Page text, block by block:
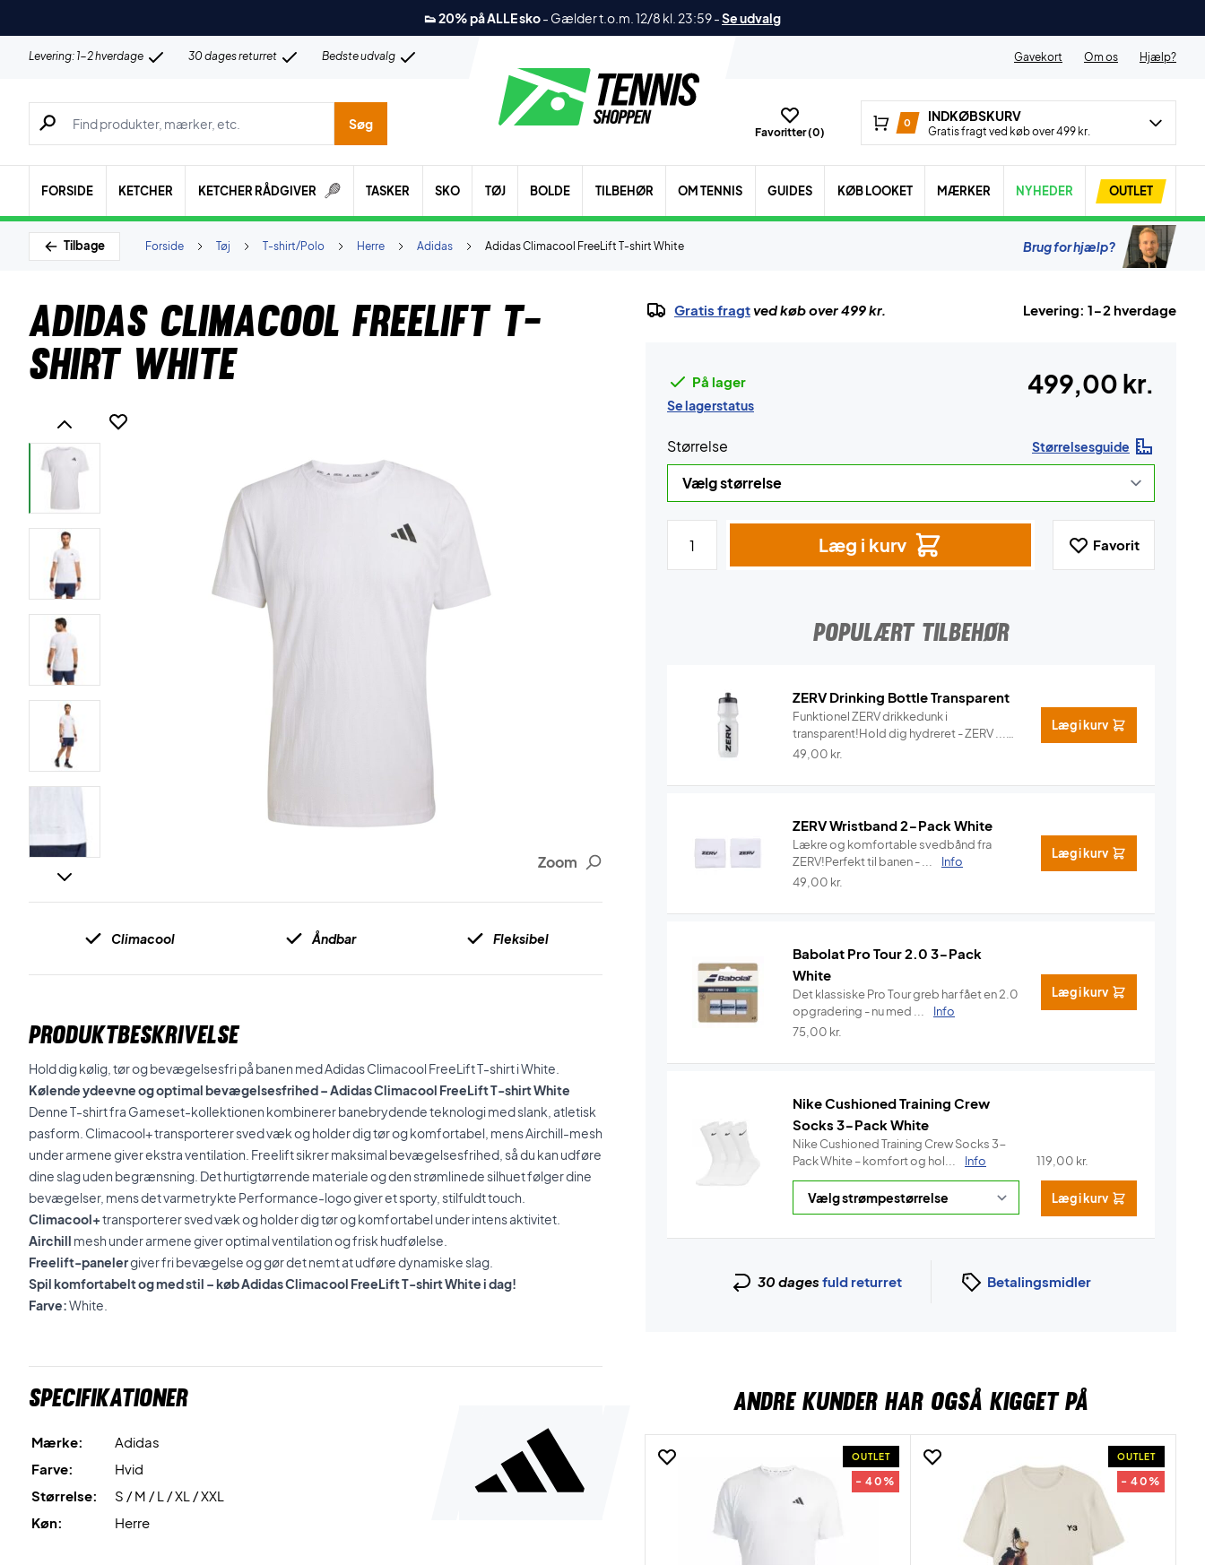
👟 20% på ALLE sko- Gælder t.o.m. 12/8 kl. 23:59-Se udvalg
Levering: 1-2 hverdage 30 dages returret Bedste udvalg Gavekort Om os Hjælp?
Søg efter produkter, mærker etc.
Søg
Favoritter (0)
0 INDKØBSKURV
Gratis fragt ved køb over 499 kr.
FORSIDE KETCHER KETCHER RÅDGIVER TASKER SKO TØJ BOLDE TILBEHØR OM TENNIS GUIDES KØB LOOKET MÆRKER NYHEDER OUTLET
Tilbage Adidas Climacool FreeLift T-shirt White
Adidas
Herre
T-shirt/Polo
Tøj
Forside Brug for hjælp?
Adidas Climacool FreeLift T-
shirt White
Zoom
Climacool Åndbar Fleksibel
PRODUKTBESKRIVELSE
Hold dig kølig, tør og bevægelsesfri på banen med Adidas Climacool FreeLift T-shirt i White.
Kølende ydeevne og optimal bevægelsesfrihed – Adidas Climacool FreeLift T-shirt White
Denne T-shirt fra Gameset-kollektionen kombinerer banebrydende teknologi med slank, atletisk
pasform. Climacool+ transporterer sved væk og holder dig tør og komfortabel, mens Airchill-mesh
under armene giver ekstra ventilation. Freelift sikrer maksimal bevægelsesfrihed, så du kan udføre
dine slag uden begrænsning. Det hurtigtørrende materiale og den strømlinede silhuet følger dine
bevægelser, mens det varmetrykte Performance-logo giver et sporty, stilfuldt touch.
Climacool+transporterer sved væk og holder dig tør og komfortabel under intens aktivitet.
Airchill mesh under armene giver optimal ventilation og frisk hudfølelse.
Freelift-panelergiver fri bevægelse og gør det nemt at udføre dynamiske slag.
Spil komfortabelt og med stil – køb Adidas Climacool FreeLift T-shirt White i dag!
Farve:White.
Specifikationer
Mærke:
Adidas
Farve:
Hvid
Størrelse:
S / M / L / XL / XXL
Køn:
Herre
Gratis fragtved køb over 499 kr. Levering: 1-2 hverdage
På lager
Se lagerstatus
499,00 kr.
Størrelse Størrelsesguide
Læg i kurv Favorit
POPULÆRT TILBEHØR
ZERV Drinking Bottle Transparent
Funktionel ZERV drikkedunk i
transparent!Hold dig hydreret - ZERV ...
Info
49,00 kr.
Læg i kurv
ZERV Wristband 2-Pack White
Lækre og komfortable svedbånd fra
ZERV!Perfekt til banen - ...
Info
49,00 kr.
Læg i kurv
Babolat Pro Tour 2.0 3-Pack
White
Det klassiske Pro Tour greb har fået en 2.0
opgradering - nu med ...
Info
75,00 kr.
Læg i kurv
Nike Cushioned Training Crew
Socks 3-Pack White
Nike Cushioned Training Crew Socks 3-
Pack White – komfort og hol...
Info 119,00 kr.
Læg i kurv
30 dages fuld returret Betalingsmidler
ANDRE KUNDER HAR OGSÅ KIGGET PÅ
OUTLET
- 40%
OUTLET
- 40%